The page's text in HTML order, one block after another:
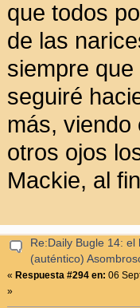
que todos
de las
siempre
seguiré
más, viendo
otros ojos
Mackie, al
Re:Daily Bugle 14:
(auténtico)
« Respuesta #294 en: 06
»